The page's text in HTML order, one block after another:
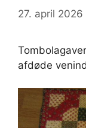
27. april 2026
afdøde